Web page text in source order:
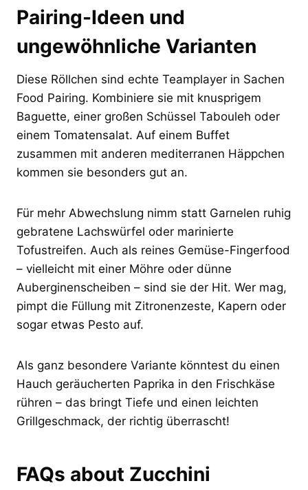
Pairing-Ideen und
ungewöhnliche Varianten
Diese Röllchen sind echte Teamplayer in Sachen
Food Pairing. Kombiniere sie mit knusprigem
Baguette, einer großen Schüssel Tabouleh oder
einem Tomatensalat. Auf einem Buffet
zusammen mit anderen mediterranen Häppchen
kommen sie besonders gut an.
Für mehr Abwechslung nimm statt Garnelen ruhig
gebratene Lachswürfel oder marinierte
Tofustreifen. Auch als reines Gemüse-Fingerfood
– vielleicht mit einer Möhre oder dünne
Auberginenscheiben – sind sie der Hit. Wer mag,
pimpt die Füllung mit Zitronenzeste, Kapern oder
sogar etwas Pesto auf.
Als ganz besondere Variante könntest du einen
Hauch geräucherten Paprika in den Frischkäse
rühren – das bringt Tiefe und einen leichten
Grillgeschmack, der richtig überrascht!
FAQs about Zucchini